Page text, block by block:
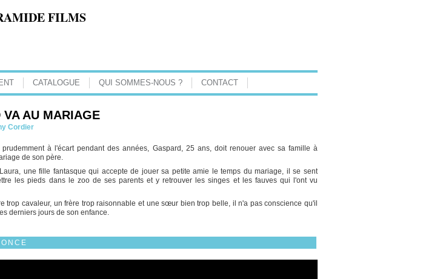
FILMS
CATALOGUE QUI SOMMES-NOUS ? CONTACT
VA AU MARIAGE
Cordier
prudemment à l'écart pendant des années, Gaspard, 25 ans, doit renouer avec sa famille à
de son père.
une fille fantasque qui accepte de jouer sa petite amie le temps du mariage, il se sent
les pieds dans le zoo de ses parents et y retrouver les singes et les fauves qui l'ont vu
trop cavaleur, un frère trop raisonnable et une sœur bien trop belle, il n'a pas conscience qu'il
derniers jours de son enfance.